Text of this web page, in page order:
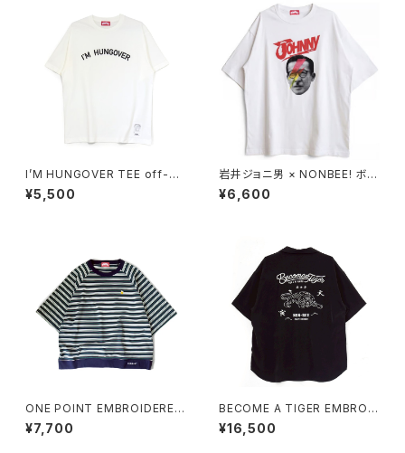
I’M HUNGOVER TEE off-wh
ite/black
¥5,500
岩井ジョニ男 × NONBEE! ボウ
イ風 COLLAB TEE white/re
d
¥6,600
ONE POINT EMBROIDERED
“beer” MULTI BORDER HS
¥7,700
BECOME A TIGER EMBROI
DERED HALFSLEEVE SHIRT
S black
¥16,500